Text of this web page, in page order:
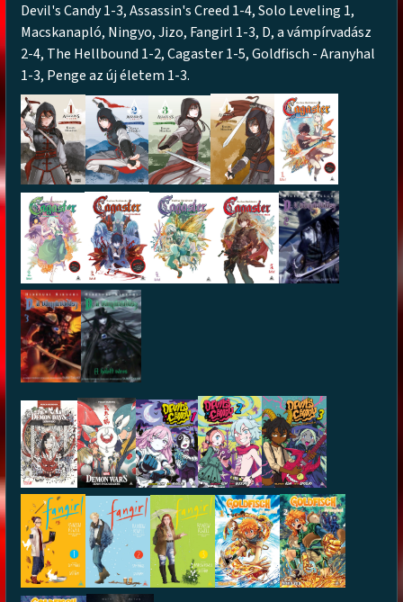
Devil's Candy 1-3, Assassin's Creed 1-4, Solo Leveling 1,
Macskanapló, Ningyo, Jizo, Fangirl 1-3, D, a vámpírvadász
2-4, The Hellbound 1-2, Cagaster 1-5, Goldfisch - Aranyhal
1-3, Penge az új életem 1-3.